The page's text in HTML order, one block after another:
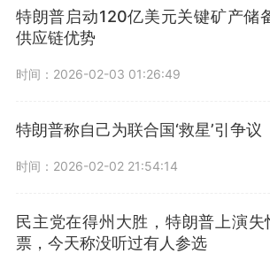
特朗普启动120亿美元关键矿产储
供应链优势
时间：2026-02-03 01:26:49
特朗普称自己为联合国‘救星’引争议
时间：2026-02-02 21:54:14
民主党在得州大胜，特朗普上演
票，今天称没听过有人参选